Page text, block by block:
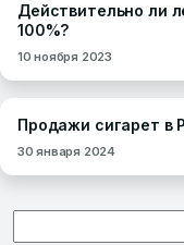
Действительно ли
100%?
10 ноября 2023
Продажи сигарет в
30 января 2024